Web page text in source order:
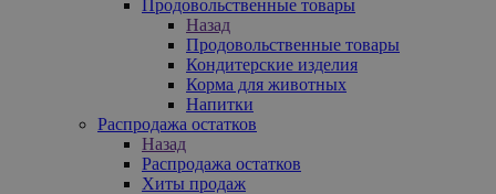
Продовольственные товары
Назад
Продовольственные товары
Кондитерские изделия
Корма для животных
Напитки
Распродажа остатков
Назад
Распродажа остатков
Хиты продаж